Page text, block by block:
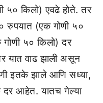
५० किलो) एवढे होते. तर
रुपयात (एक गोणी ५०
५० किलो) दर
यात वाढ झाली असून
इतके झाले आणि सध्या,
दर आहेत. यातच गेल्या